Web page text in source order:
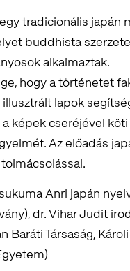
tradicionális japán
buddhista
alkalmaztak.
hogy a történetet
lapok
képek cseréjével köti
Az előadás
Anri japán
dr. Vihar Judit
Baráti Társaság,